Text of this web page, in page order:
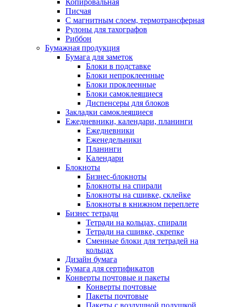
Копировальная
Писчая
С магнитным слоем, термотрансферная
Рулоны для тахографов
Риббон
Бумажная продукция
Бумага для заметок
Блоки в подставке
Блоки непроклеенные
Блоки проклеенные
Блоки самоклеящиеся
Диспенсеры для блоков
Закладки самоклеящиеся
Ежедневники, календари, планинги
Ежедневники
Еженедельники
Планинги
Календари
Блокноты
Бизнес-блокноты
Блокноты на спирали
Блокноты на сшивке, склейке
Блокноты в книжном переплете
Бизнес тетради
Тетради на кольцах, спирали
Тетради на сшивке, скрепке
Сменные блоки для тетрадей на
кольцах
Дизайн бумага
Бумага для сертификатов
Конверты почтовые и пакеты
Конверты почтовые
Пакеты почтовые